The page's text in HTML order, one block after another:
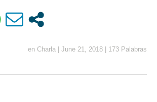
en Charla | June 21, 2018 | 173 Palabras